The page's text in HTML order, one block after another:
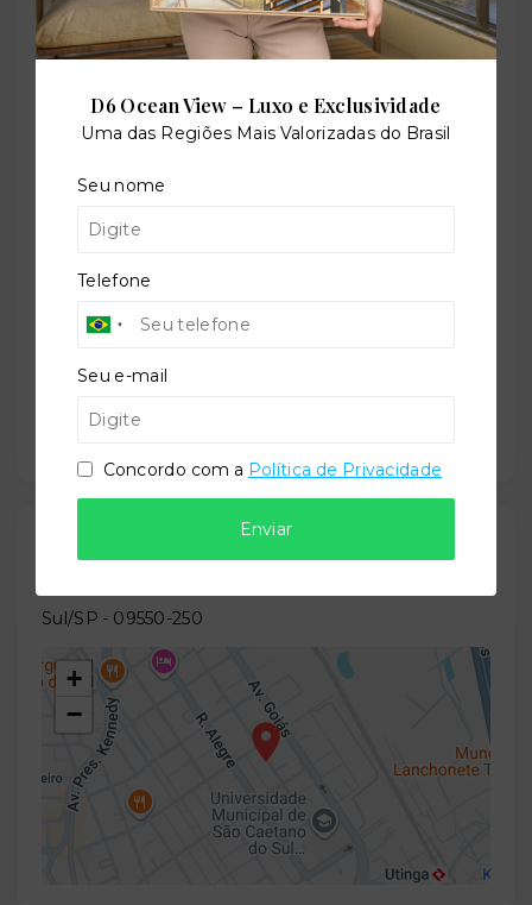
Perfil:
Residencial
Situação:
Previsão de entrega:
30/08/2027
Sul/SP - 09550-250
+
−
D6 Ocean View – Luxo e Exclusividade
Uma das Regiões Mais Valorizadas do Brasil
Seu nome
Telefone
Seu e-mail
Concordo com a Política de Privacidade
Enviar